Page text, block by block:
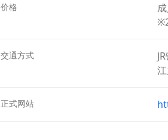
价格
交通方式
正式网站